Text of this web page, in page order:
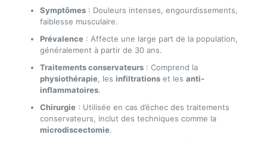
Symptômes: Douleurs intenses, engourdissements,
faiblesse musculaire.
Prévalence: Affecte une large part de la population,
généralement à partir de 30 ans.
Traitements conservateurs: Comprend la
physiothérapie, les infiltrationset les anti-
inflammatoires.
Chirurgie: Utilisée en cas d’échec des traitements
conservateurs, inclut des techniques comme la
microdiscectomie.